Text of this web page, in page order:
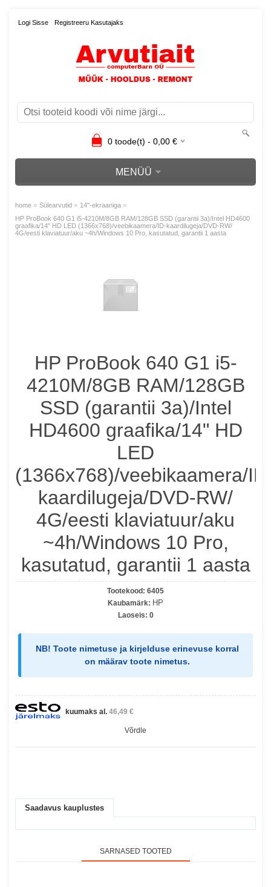
Logi Sisse Registreeru Kasutajaks
0toode(t) - 0,00€
MENÜÜ
home » Sülearvutid » 14"-ekraaniga »
HP ProBook 640 G1 i5-4210M/8GB RAM/128GB SSD (garantii 3a)/Intel HD4600
graafika/14" HD LED (1366x768)/veebikaamera/ID-kaardilugeja/DVD-RW/
4G/eesti klaviatuur/aku ~4h/Windows 10 Pro, kasutatud, garantii 1 aasta
HP ProBook 640 G1 i5-
4210M/8GB RAM/128GB
SSD (garantii 3a)/Intel
HD4600 graafika/14" HD
LED
(1366x768)/veebikaamera/
kaardilugeja/DVD-RW/
4G/eesti klaviatuur/aku
~4h/Windows 10 Pro,
kasutatud, garantii 1 aasta
Tootekood: 6405
Kaubamärk: HP
Laoseis: 0
NB! Toote nimetuse ja kirjelduse erinevuse korral
on määrav toote nimetus.
kuumaks al. 46,49 €
Võrdle
Saadavus kauplustes
SARNASED TOOTED